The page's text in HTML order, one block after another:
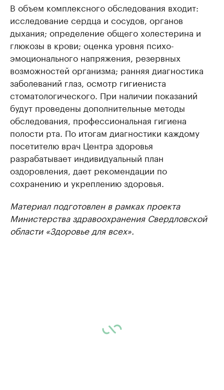
В объем комплексного обследования входит:
исследование сердца и сосудов, органов
дыхания; определение общего холестерина и
глюкозы в крови; оценка уровня психо-
эмоционального напряжения, резервных
возможностей организма; ранняя диагностика
заболеваний глаз, осмотр гигиениста
стоматологического. При наличии показаний
будут проведены дополнительные методы
обследования, профессиональная гигиена
полости рта. По итогам диагностики каждому
посетителю врач Центра здоровья
разрабатывает индивидуальный план
оздоровления, дает рекомендации по
сохранению и укреплению здоровья.
Материал подготовлен в рамках проекта
Министерства здравоохранения Свердловской
области «Здоровье для всех».